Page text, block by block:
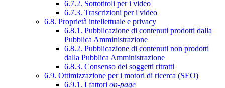
6.7.2. Sottotitoli per i video
6.7.3. Trascrizioni per i video
6.8. Proprietà intellettuale e privacy
6.8.1. Pubblicazione di contenuti prodotti dalla
Pubblica Amministrazione
6.8.2. Pubblicazione di contenuti non prodotti
dalla Pubblica Amministrazione
6.8.3. Consenso dei soggetti ritratti
6.9. Ottimizzazione per i motori di ricerca (SEO)
6.9.1. I fattori on-page